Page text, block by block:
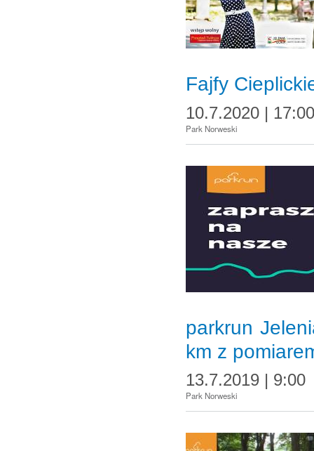
Fajfy
10.7.2020 | 17:00
Park Norweski
parkrun
km z
13.7.2019 | 9:00
Park Norweski